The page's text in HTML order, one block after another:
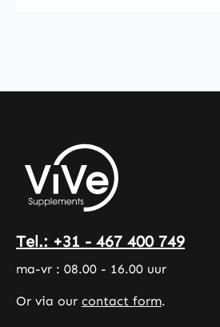
Tel.: +31 - 467 400 749
ma-vr : 08.00 - 16.00 uur
Or via our contact form.